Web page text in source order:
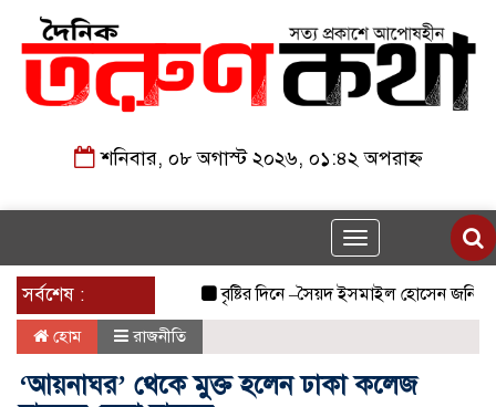
শনিবার, ০৮ অগাস্ট ২০২৬, ০১:৪২ অপরাহ্ন
Toggle
navigation
সর্বশেষ :
বৃষ্টির দিনে –সৈয়দ ইসমাইল হোসেন জনি
হোম রাজনীতি
‘আয়নাঘর’ থেকে মুক্ত হলেন ঢাকা কলেজ